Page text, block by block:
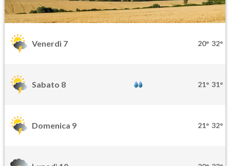
Venerdì 7 20° 32°
Sabato 8 21° 31°
Domenica 9 21° 32°